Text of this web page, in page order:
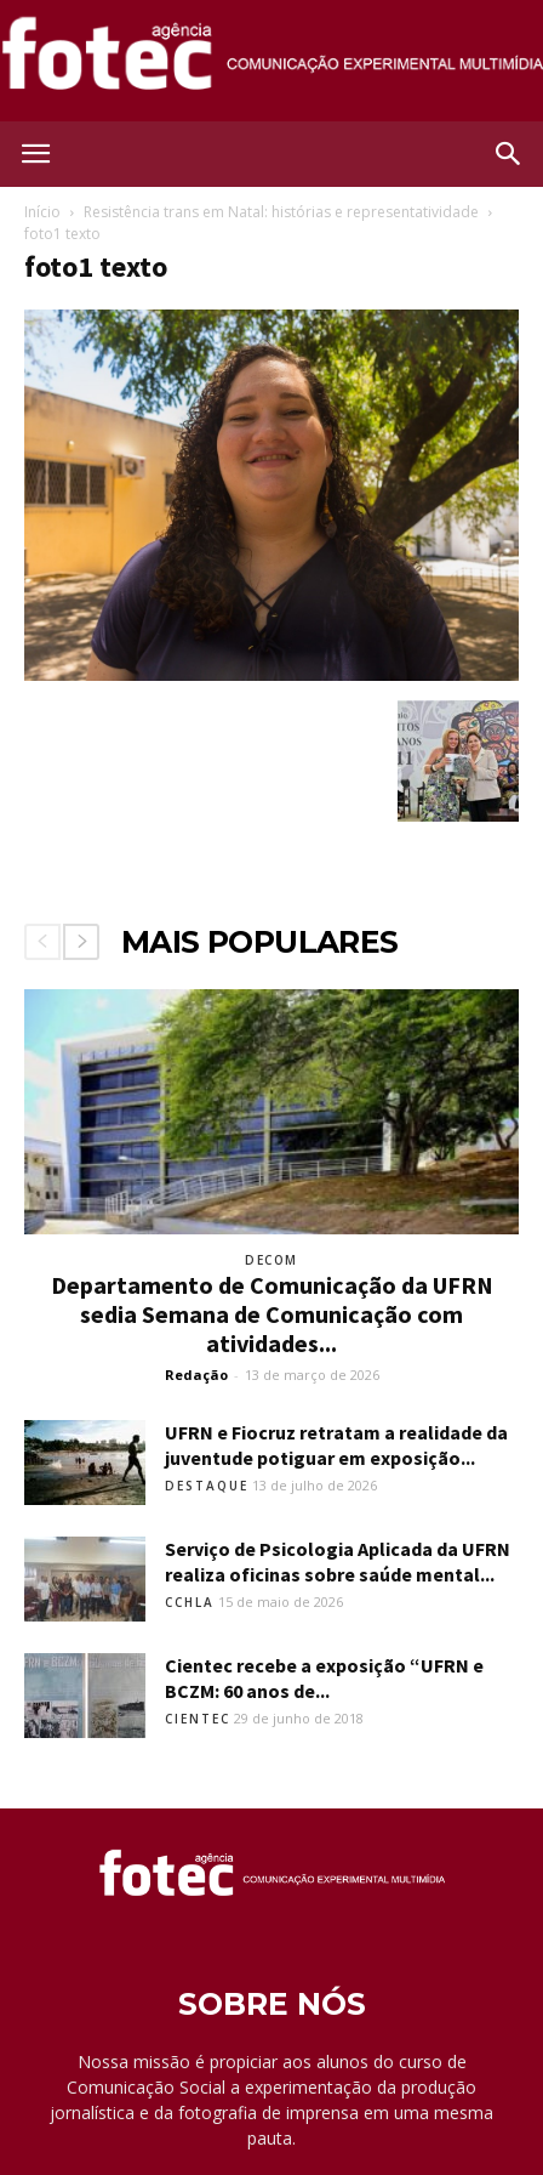
Início
Resistência trans em Natal: histórias e representatividade
foto1 texto
foto1 texto
MAIS POPULARES
DECOM
Departamento de Comunicação da UFRN
sedia Semana de Comunicação com
atividades...
Redação - 13 de março de 2026
UFRN e Fiocruz retratam a realidade da
juventude potiguar em exposição...
DESTAQUE 13 de julho de 2026
Serviço de Psicologia Aplicada da UFRN
realiza oficinas sobre saúde mental...
CCHLA 15 de maio de 2026
Cientec recebe a exposição “UFRN e
BCZM: 60 anos de...
CIENTEC 29 de junho de 2018
SOBRE NÓS
Nossa missão é propiciar aos alunos do curso de
Comunicação Social a experimentação da produção
jornalística e da fotografia de imprensa em uma mesma
pauta.